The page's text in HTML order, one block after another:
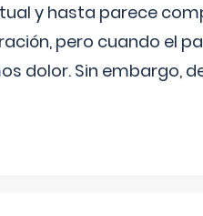
y hasta parece
pero cuando el
dolor. Sin embargo,